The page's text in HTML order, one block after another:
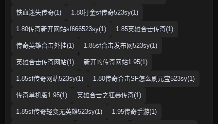
铁血迷失传奇(1) 1.80打金sf传奇523sy(1)
1.80传奇新开网站sf666523sy(1) 1.85英雄合击传奇(1)
传奇英雄合击外挂(1) 1.85sf合击发布网523sy(1)
英雄合击传奇网站(1) 新开的传奇网站1.95(1)
1.85sf传奇网站523sy(1) 1.80传奇合击SF怎么刷元宝523sy(1)
传奇单机版1.95(1) 英雄合击之狂暴传奇(1)
1.85sf传奇轻变无英雄523sy(1) 1.95传奇手游(1)